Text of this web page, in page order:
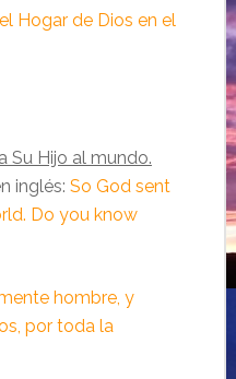
Hogar de Dios en el
Su Hijo al mundo.
inglés: So God sent
Do you know
hombre, y
por toda la